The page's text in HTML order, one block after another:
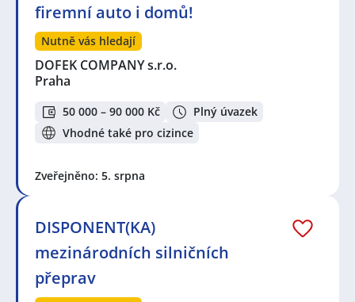
firemní auto i domů!
Nutně vás hledají
DOFEK COMPANY s.r.o.
Praha
50 000 – 90 000 Kč
Plný úvazek
Vhodné také pro cizince
Zveřejněno: 5. srpna
DISPONENT(KA)
mezinárodních silničních
přeprav